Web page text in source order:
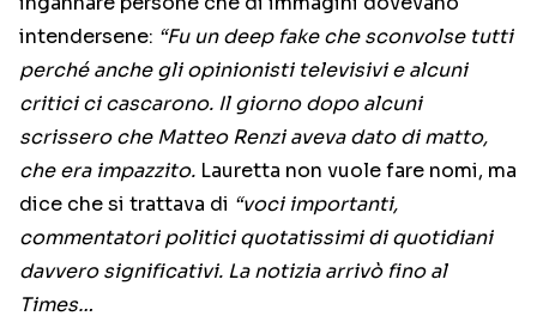
intendersene: “Fu un deep fake che sconvolse tutti
perché anche gli opinionisti televisivi e alcuni
critici ci cascarono. Il giorno dopo alcuni
scrissero che Matteo Renzi aveva dato di matto,
che era impazzito. Lauretta non vuole fare nomi, ma
dice che si trattava di “voci importanti,
commentatori politici quotatissimi di quotidiani
davvero significativi. La notizia arrivò fino al
Times…